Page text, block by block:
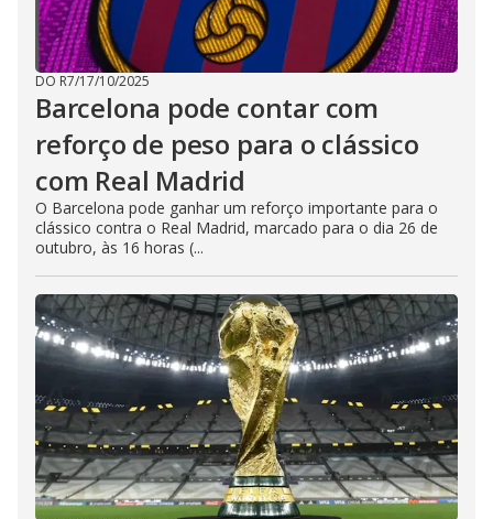
DO R7/17/10/2025
Barcelona pode contar com
reforço de peso para o clássico
com Real Madrid
O Barcelona pode ganhar um reforço importante para o
clássico contra o Real Madrid, marcado para o dia 26 de
outubro, às 16 horas (...